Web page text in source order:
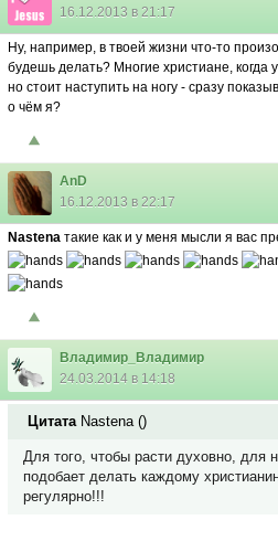
16.12.2013 в 21:17
Ну, например, в твоей жизни что-то
будешь делать? Многие христиане, когда
но стоит наступить на ногу - сразу
о чём я?
AnD
16.12.2013 в 22:17
Nastena такие как и у меня мысли я вас
Владимир_Владимир
24.03.2014 в 14:18
Цитата Nastena()
Для того, чтобы расти духовно, для
подобает делать каждому
регулярно!!!